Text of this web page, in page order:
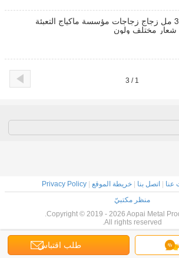
المهنية 30 مل زجاج زجاجات مؤسسة ماكياج التعبئة
شعار مختلف ولون
1 / 3
طلب اقتباس
عنا اتصل بنا خريطة الموقع
Privacy Policy
منظر مكتبيّ
Copyright © 2019 - 2026 Aopai Metal
All rights reserved.